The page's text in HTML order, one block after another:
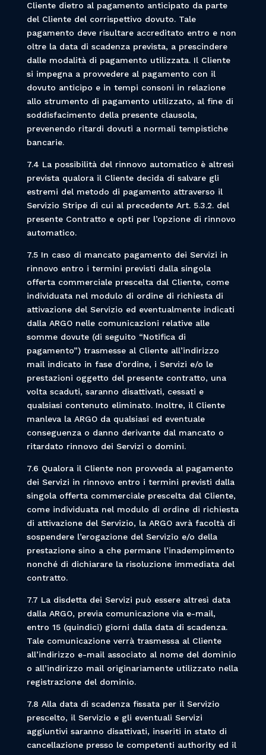
Cliente dietro al pagamento anticipato da parte
del Cliente del corrispettivo dovuto. Tale
pagamento deve risultare accreditato entro e non
oltre la data di scadenza prevista, a prescindere
dalle modalità di pagamento utilizzata. Il Cliente
si impegna a provvedere al pagamento con il
dovuto anticipo e in tempi consoni in relazione
allo strumento di pagamento utilizzato, al fine di
soddisfacimento della presente clausola,
prevenendo ritardi dovuti a normali tempistiche
bancarie.
7.4 La possibilità del rinnovo automatico è altresì
prevista qualora il Cliente decida di salvare gli
estremi del metodo di pagamento attraverso il
Servizio Stripe di cui al precedente Art. 5.3.2. del
presente Contratto e opti per l’opzione di rinnovo
automatico.
7.5 In caso di mancato pagamento dei Servizi in
rinnovo entro i termini previsti dalla singola
offerta commerciale prescelta dal Cliente, come
individuata nel modulo di ordine di richiesta di
attivazione del Servizio ed eventualmente indicati
dalla ARGO nelle comunicazioni relative alle
somme dovute (di seguito “Notifica di
pagamento”) trasmesse al Cliente all’indirizzo
mail indicato in fase d’ordine, i Servizi e/o le
prestazioni oggetto del presente contratto, una
volta scaduti, saranno disattivati, cessati e
qualsiasi contenuto eliminato. Inoltre, il Cliente
manleva la ARGO da qualsiasi ed eventuale
conseguenza o danno derivante dal mancato o
ritardato rinnovo dei Servizi o domini.
7.6 Qualora il Cliente non provveda al pagamento
dei Servizi in rinnovo entro i termini previsti dalla
singola offerta commerciale prescelta dal Cliente,
come individuata nel modulo di ordine di richiesta
di attivazione del Servizio, la ARGO avrà facoltà di
sospendere l’erogazione del Servizio e/o della
prestazione sino a che permane l’inadempimento
nonché di dichiarare la risoluzione immediata del
contratto.
7.7 La disdetta dei Servizi può essere altresì data
dalla ARGO, previa comunicazione via e-mail,
entro 15 (quindici) giorni dalla data di scadenza.
Tale comunicazione verrà trasmessa al Cliente
all’indirizzo e-mail associato al nome del dominio
o all’indirizzo mail originariamente utilizzato nella
registrazione del dominio.
7.8 Alla data di scadenza fissata per il Servizio
prescelto, il Servizio e gli eventuali Servizi
aggiuntivi saranno disattivati, inseriti in stato di
cancellazione presso le competenti authority ed il